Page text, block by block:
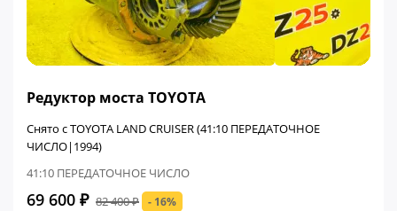
Редуктор моста TOYOTA
Снято с TOYOTA LAND CRUISER (41:10 ПЕРЕДАТОЧНОЕ
ЧИСЛО|1994)
41:10 ПЕРЕДАТОЧНОЕ ЧИСЛО
69 600 ₽ 82 400 ₽ - 16%